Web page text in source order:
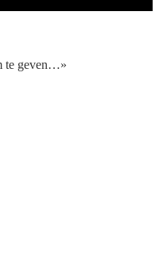
te geven…»